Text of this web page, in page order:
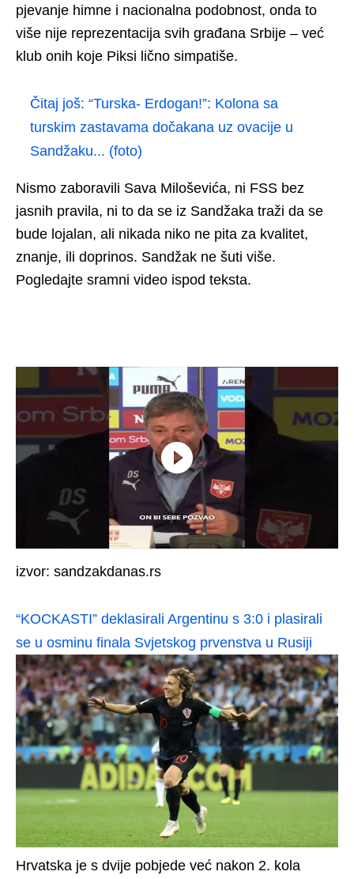
pjevanje himne i nacionalna podobnost, onda to
više nije reprezentacija svih građana Srbije – već
klub onih koje Piksi lično simpatiše.
Čitaj još: “Turska- Erdogan!”: Kolona sa
turskim zastavama dočakana uz ovacije u
Sandžaku... (foto)
Nismo zaboravili Sava Miloševića, ni FSS bez
jasnih pravila, ni to da se iz Sandžaka traži da se
bude lojalan, ali nikada niko ne pita za kvalitet,
znanje, ili doprinos. Sandžak ne šuti više.
Pogledajte sramni video ispod teksta.
izvor: sandzakdanas.rs
“KOCKASTI” deklasirali Argentinu s 3:0 i plasirali
se u osminu finala Svjetskog prvenstva u Rusiji
Hrvatska je s dvije pobjede već nakon 2. kola